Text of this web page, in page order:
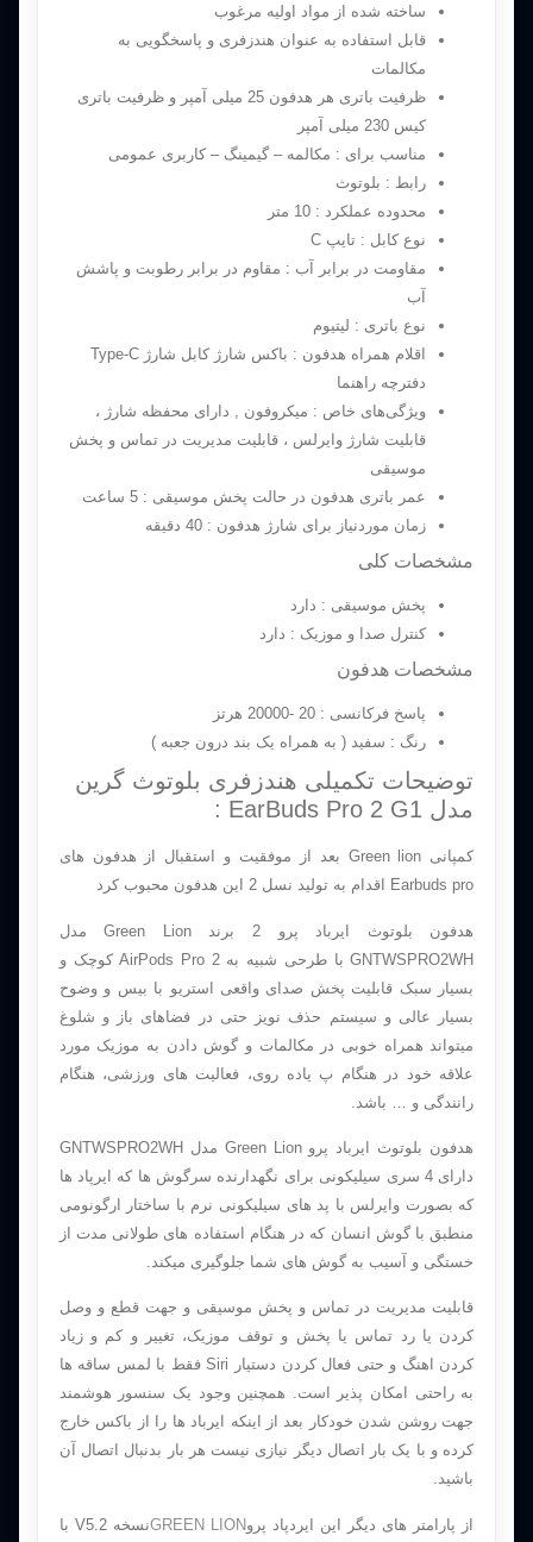
ساخته شده از مواد اولیه مرغوب
قابل استفاده به عنوان هندزفری و پاسخگویی به
مکالمات
ظرفیت باتری هر هدفون 25 میلی آمپر و ظرفیت باتری
کیس 230 میلی آمپر
مناسب برای : مکالمه – گیمینگ – کاربری عمومی
رابط : بلوتوث
محدوده عملکرد : 10 متر
نوع کابل : تایپ C
مقاومت در برابر آب : مقاوم در برابر رطوبت و پاشش
آب
نوع باتری : لیتیوم
اقلام همراه هدفون : باکس شارژ کابل شارژ Type-C
دفترچه راهنما
ویژگی‌های خاص : میکروفون , دارای محفظه شارژ ،
قابلیت شارژ وایرلس ، قابلیت مدیریت در تماس و پخش
موسیقی
عمر باتری هدفون در حالت پخش موسیقی : 5 ساعت
زمان موردنیاز برای شارژ هدفون : 40 دقیقه
مشخصات کلی
پخش موسیقی : دارد
کنترل صدا و موزیک : دارد
مشخصات هدفون
پاسخ فرکانسی : 20 -20000 هرتز
رنگ : سفید ( به همراه یک بند درون جعبه )
توضیحات تکمیلی هندزفری بلوتوث گرین
مدل EarBuds Pro 2 G1 :
کمپانی Green lion بعد از موفقیت و استقبال از هدفون های
Earbuds pro اقدام به تولید نسل 2 این هدفون محبوب کرد
هدفون بلوتوث ایرباد پرو 2 برند Green Lion مدل
GNTWSPRO2WH با طرحی شبیه به AirPods Pro 2 کوچک و
بسیار سبک قابلیت پخش صدای واقعی استریو با بیس و وضوح
بسیار عالی و سیستم حذف نویز حتی در فضاهای باز و شلوغ
میتواند همراه خوبی در مکالمات و گوش دادن به موزیک مورد
علاقه خود در هنگام پ یاده روی، فعالیت های ورزشی، هنگام
رانندگی و … باشد.
هدفون بلوتوث ایرباد پرو Green Lion مدل GNTWSPRO2WH
دارای 4 سری سیلیکونی برای نگهدارنده سرگوش ها که ایرپاد ها
که بصورت وایرلس با پد های سیلیکونی نرم با ساختار ارگونومی
منطبق با گوش انسان که در هنگام استفاده های طولانی مدت از
خستگی و آسیب به گوش های شما جلوگیری میکند.
قابلیت مدیریت در تماس و پخش موسیقی و جهت قطع و وصل
کردن یا رد تماس یا پخش و توقف موزیک، تغییر و کم و زیاد
کردن اهنگ و حتی فعال کردن دستیار Siri فقط با لمس ساقه ها
به راحتی امکان پذیر است. همچنین وجود یک سنسور هوشمند
جهت روشن شدن خودکار بعد از اینکه ایرباد ها را از باکس خارج
کرده و با یک بار اتصال دیگر نیازی نیست هر بار بدنبال اتصال آن
باشید.
از پارامتر های دیگر این ایردپاد پروGREEN LION
نسخه V5.2 با